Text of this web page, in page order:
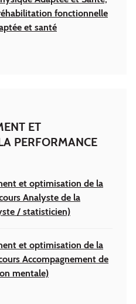
fonctionnelle
et santé
ET
PERFORMANCE
et optimisation de la
Analyste de la
/ statisticien)
et optimisation de la
Accompagnement de
mentale)